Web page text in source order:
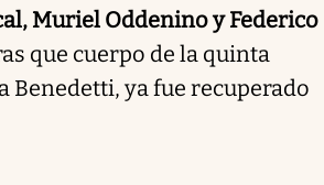
Muriel Oddenino y Federico
que cuerpo de la quinta
Benedetti, ya fue recuperado